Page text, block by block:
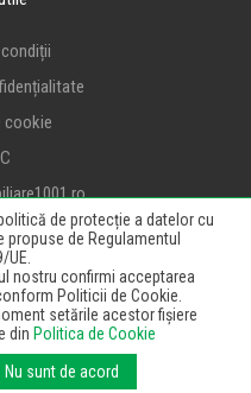
cookie
de protecție a datelor cu
de Regulamentul
nostru confirmi acceptarea
Politicii de Cookie.
setările acestor fișiere
din Politica de Cookie
Nu sunt de acord